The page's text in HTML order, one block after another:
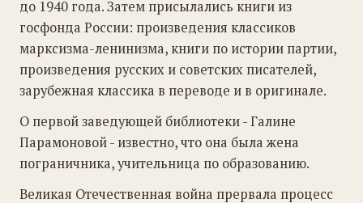
до 1940 года. Затем присылались книги из
госфонда России: произведения классиков
марксизма-ленинизма, книги по истории партии,
произведения русских и советских писателей,
зарубежная классика в переводе и в оригинале.
О первой заведующей библиотеки - Галине
Парамоновой - известно, что она была жена
пограничника, учительница по образованию.
Великая Отечественная война прервала процесс